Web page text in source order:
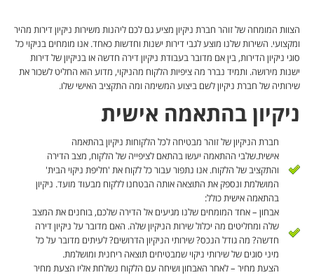
הצוות המומחה של זוהר חברת ניקיון מציע גם לכם ליהנות משירות ניקיון דירות מהיר
ומקצועי. השירות שלנו מוצע לגבי דירות ישנות וחדשות כאחד. אנו מומחים בניקוי כל
סוגי ניקיון הדירות, בין אם מדובר בעבודת ניקיון דירה חדשה או בניקיון של דירות
ישנות מירושה. ותמיד נברר מה ציפיות הלקוח מהניקוי, מדוע הוא החליט לשכור את
שירותיה של חברת ניקיון לשם ביצוע המשימה ומה התקציב האישי שלו.
ניקיון בהתאמה אישית
חברת הניקיון של זוהר מבטיחה לכל הלקוחות ניקיון בהתאמה
אישית.שלבי ההתאמה יעשו בהתאם לציפייה של הלקוח, מצב הדירה
והתקציב של הלקוח. אנו נתפור עבור כל לקוח את 'חליפת ניקוי הבית'
המושלמת ונספק את התוצאה אותה הבטחנו ללקוח מבעוד מועד. ניקיון
בהתאמה אישית כולל:
אבחון – אחד המומחים שלנו מגיעים אל הדירה שלכם, בוחנים את המצב
שלה ומחליטים מה יכלול שירות הניקיון שלה. האם מדובר על ניקיון דירה
חדשה? מה גודל הנכס? שירותי הניקיון הדרושים? לעיתים מדובר על כל
מיני סוגים של שירותי ניקוי שמבטיחים תוצאה ריחנית ומושלמת.
הצעת מחיר – לאחר האבחון ושיחה עם הלקוח נשלחת אליו הצעת מחיר